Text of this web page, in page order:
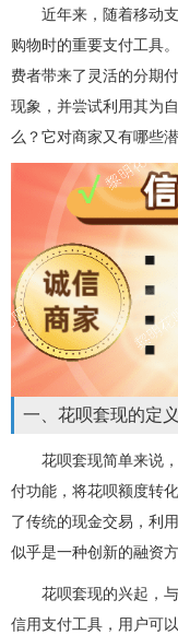
近年来，随着移动
购物时的重要支付工具
费者带来了灵活的分期
现象，并尝试利用其为
么？它对商家又有哪些
一、花呗套现的定
花呗套现简单来说
付功能，将花呗额度转
了传统的现金交易，利
似乎是一种创新的融资
花呗套现的兴起，
信用支付工具，用户可